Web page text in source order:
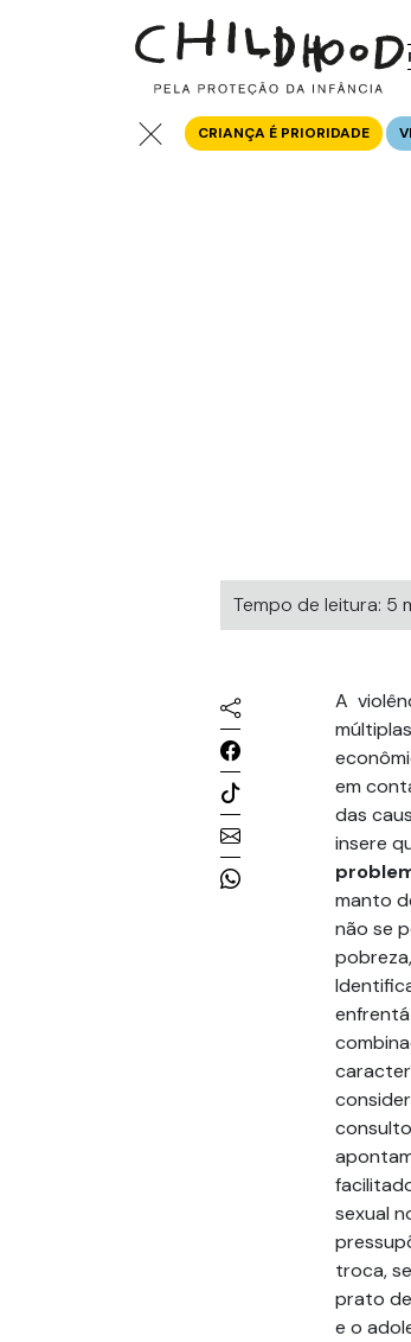
CRIANÇA É PRIORIDADE
Tempo de leitura: 5
A
em
das
insere
manto
não se
sexual
troca,
prato
e o